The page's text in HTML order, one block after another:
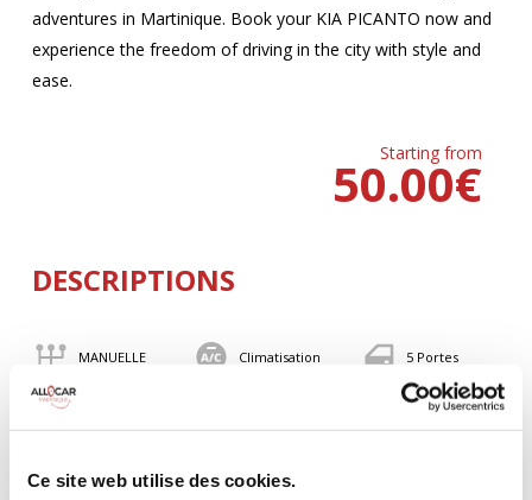
Ce site web utilise des cookies.
adventures in Martinique. Book your KIA PICANTO now and
experience the freedom of driving in the city with style and
ease.
Starting from
€
50.00
DESCRIPTIONS
MANUELLE Climatisation 5 Portes
BLUETOOTH 82 CV